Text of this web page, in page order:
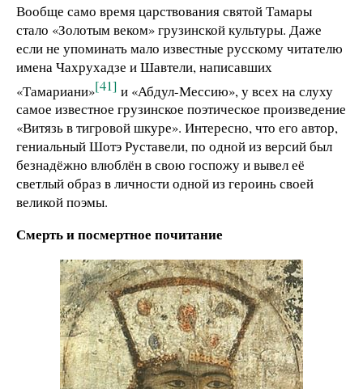
Вообще само время царствования святой Тамары
стало «Золотым веком» грузинской культуры. Даже
если не упоминать мало известные русскому читателю
имена Чахрухадзе и Шавтели, написавших
«Тамариани»[41] и «Абдул-Мессию», у всех на слуху
самое известное грузинское поэтическое произведение
«Витязь в тигровой шкуре». Интересно, что его автор,
гениальный Шотэ Руставели, по одной из версий был
безнадёжно влюблён в свою госпожу и вывел её
светлый образ в личности одной из героинь своей
великой поэмы.
Смерть и посмертное почитание